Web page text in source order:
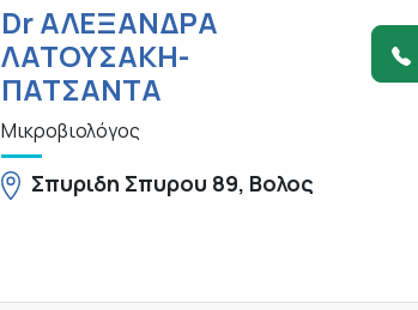
Dr ΑΛΕΞΑΝΔΡΑ
ΛΑΤΟΥΣΑΚΗ-
ΠΑΤΣΑΝΤΑ
Μικροβιολόγος
Σπυριδη Σπυρου 89, Βολος